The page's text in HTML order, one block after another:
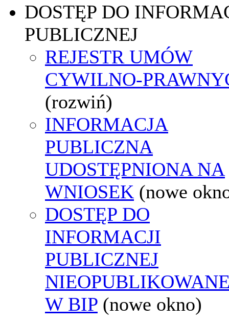
DOSTĘP DO
PUBLICZNEJ
REJESTR UMÓW
CYWILNO-
(rozwiń)
INFORMACJA
PUBLICZNA
UDOSTĘPNIONA NA
WNIOSEK (nowe
DOSTĘP DO
INFORMACJI
PUBLICZNEJ
W BIP (nowe okno)